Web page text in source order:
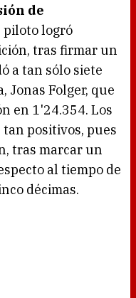
de
piloto logró
tras firmar un
a tan sólo siete
Jonas Folger, que
en 1'24.354. Los
positivos, pues
tras marcar un
al tiempo de
décimas.